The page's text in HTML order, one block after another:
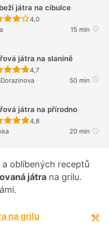
játra na cibulce
Recept ještě nebyl
4,0
15 min
játra na slanině
Recept ještě nebyl
4,7
50 min
játra na přírodno
Recept ještě nebyl
4,8
20 min
oblíbených receptů
játra na grilu.
na grilu